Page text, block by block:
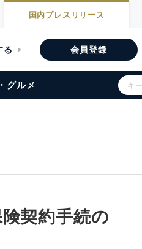
国内プレスリリース
る 会員登録
グルメ
契約手続の